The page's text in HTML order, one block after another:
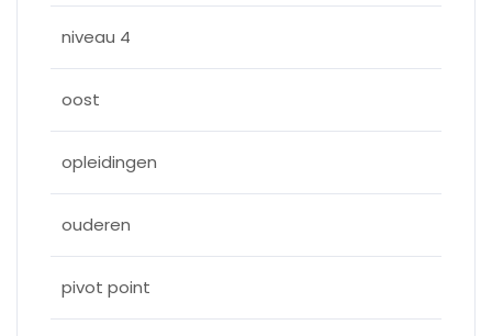
niveau 4
oost
opleidingen
ouderen
pivot point